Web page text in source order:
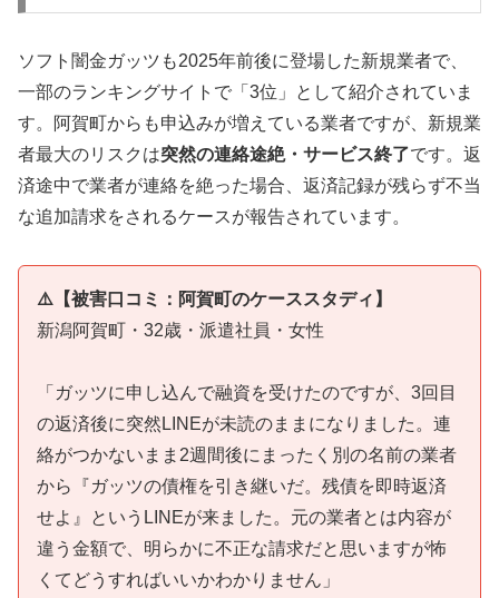
ソフト闇金ガッツも2025年前後に登場した新規業者で、
一部のランキングサイトで「3位」として紹介されていま
す。阿賀町からも申込みが増えている業者ですが、新規業
者最大のリスクは突然の連絡途絶・サービス終了です。返
済途中で業者が連絡を絶った場合、返済記録が残らず不当
な追加請求をされるケースが報告されています。
⚠️【被害口コミ：阿賀町のケーススタディ】
新潟阿賀町・32歳・派遣社員・女性
「ガッツに申し込んで融資を受けたのですが、3回目
の返済後に突然LINEが未読のままになりました。連
絡がつかないまま2週間後にまったく別の名前の業者
から『ガッツの債権を引き継いだ。残債を即時返済
せよ』というLINEが来ました。元の業者とは内容が
違う金額で、明らかに不正な請求だと思いますが怖
くてどうすればいいかわかりません」